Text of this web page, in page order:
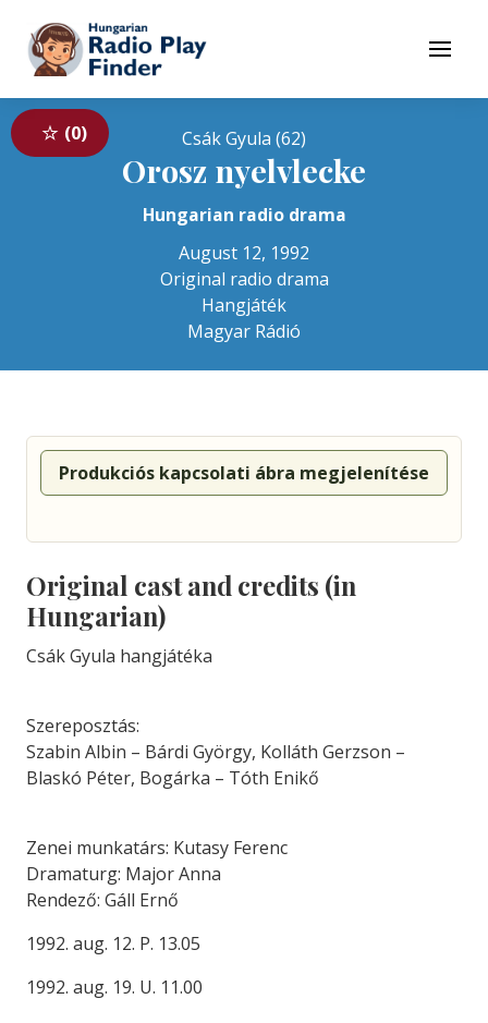
To contents
Menu
0 Csák Gyula (62)
Orosz nyelvlecke
Hungarian radio drama
August 12, 1992
Original radio drama
Hangjáték
Magyar Rádió
Produkciós kapcsolati ábra megjelenítése
Original cast and credits (in
Hungarian)
Csák Gyula hangjátéka
Szereposztás:
Szabin Albin – Bárdi György, Kolláth Gerzson –
Blaskó Péter, Bogárka – Tóth Enikő
Zenei munkatárs: Kutasy Ferenc
Dramaturg: Major Anna
Rendező: Gáll Ernő
1992. aug. 12. P. 13.05
1992. aug. 19. U. 11.00